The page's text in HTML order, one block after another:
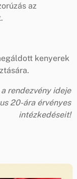
az
kenyerek
rendezvény ideje
20-ára érvényes
intézkedéseit!